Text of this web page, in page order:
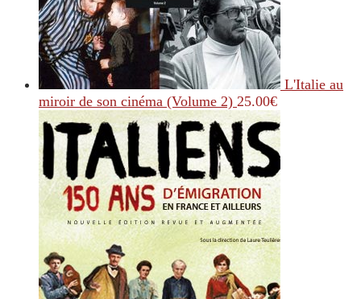
L'Italie au
miroir de son cinéma (Volume 2) 25.00€